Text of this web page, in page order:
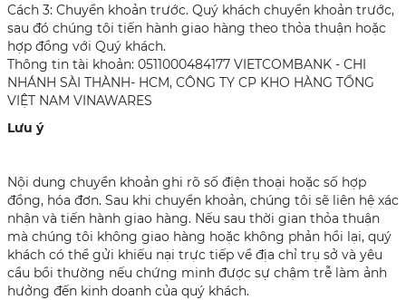
Cách 3: Chuyển khoản trước. Quý khách chuyển khoản trước,
sau đó chúng tôi tiến hành giao hàng theo thỏa thuận hoặc
hợp đồng với Quý khách.
Thông tin tài khoản: 0511000484177 VIETCOMBANK - CHI
NHÁNH SÀI THÀNH- HCM, CÔNG TY CP KHO HÀNG TỔNG
VIỆT NAM VINAWARES
Lưu ý
Nội dung chuyển khoản ghi rõ số điện thoại hoặc số hợp
đồng, hóa đơn. Sau khi chuyển khoản, chúng tôi sẽ liên hệ xác
nhận và tiến hành giao hàng. Nếu sau thời gian thỏa thuận
mà chúng tôi không giao hàng hoặc không phản hồi lại, quý
khách có thể gửi khiếu nại trực tiếp về địa chỉ trụ sở và yêu
cầu bồi thường nếu chứng minh được sự chậm trễ làm ảnh
hưởng đến kinh doanh của quý khách.